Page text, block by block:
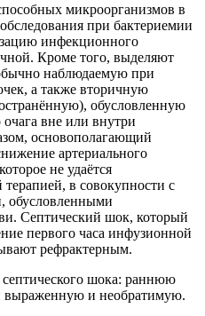
микроорганизмов в
при бактериемии
инфекционного
Кроме того, выделяют
наблюдаемую при
а также вторичную
обусловленную
вне или внутри
основополагающий
артериального
не удаётся
в совокупности с
обусловленными
Септический шок, который
первого часа инфузионной
рефрактерным.
шока: раннюю
выраженную и необратимую.